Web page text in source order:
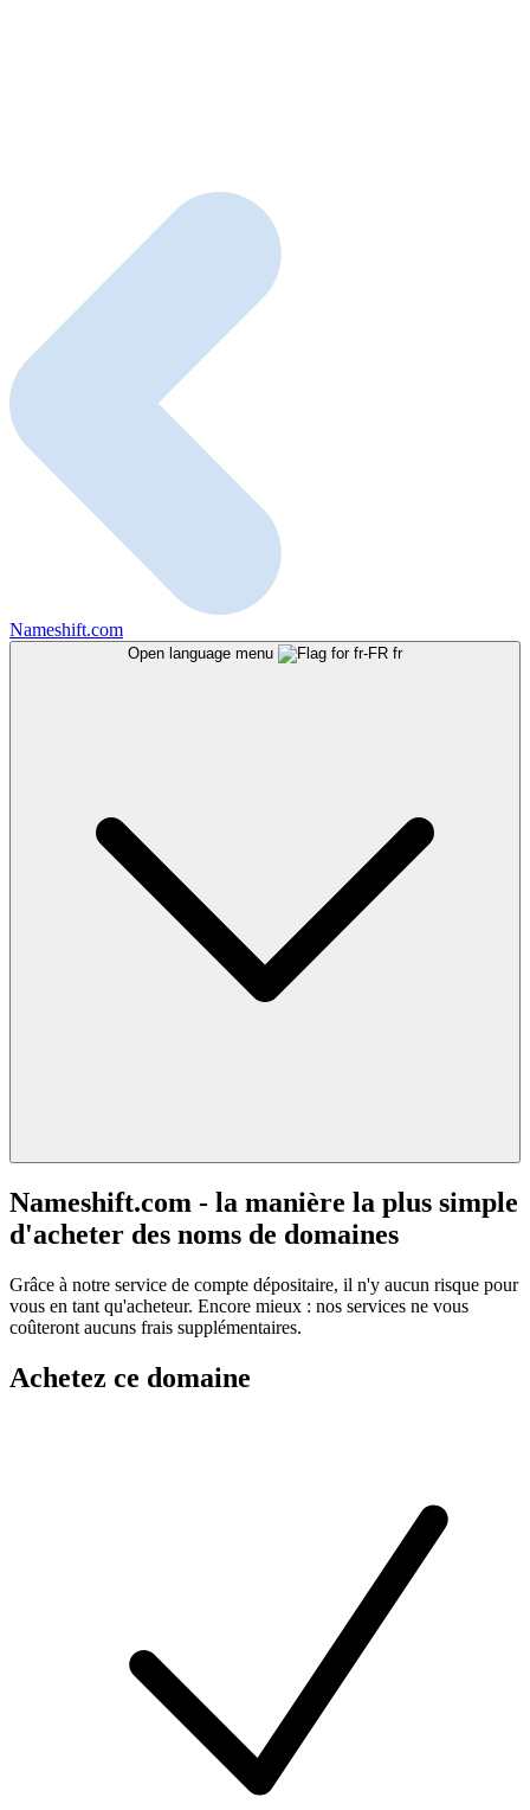
Nameshift.com
Open language menu fr
Nameshift.com - la manière la plus simple
d'acheter des noms de domaines
Grâce à notre service de compte dépositaire, il n'y aucun risque pour
vous en tant qu'acheteur. Encore mieux : nos services ne vous
coûteront aucuns frais supplémentaires.
Achetez ce domaine